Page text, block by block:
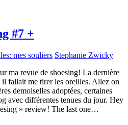
#7 +
mes souliers Stephanie Zwicky
ma revue de shoesing! La dernière
fallait me tirer les oreilles. Allez on
demoiselles adoptées, certaines
avec différentes tenues du jour. Hey
» review! The last one…